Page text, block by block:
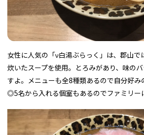
パン アジア・エスニッ
ツ施設
脱毛 温活・サウナ
その他
幼稚園 教育
女性に人気の「ν白湯ぶらっく」は、郡山で
炊いたスープを使用。とろみがあり、味の
すよ。メニューも全8種類あるので自分好み
◎5名から入れる個室もあるのでファミリー